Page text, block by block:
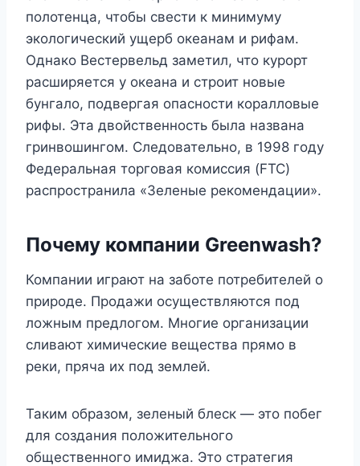
полотенца, чтобы свести к минимуму
экологический ущерб океанам и рифам.
Однако Вестервельд заметил, что курорт
расширяется у океана и строит новые
бунгало, подвергая опасности коралловые
рифы. Эта двойственность была названа
гринвошингом. Следовательно, в 1998 году
Федеральная торговая комиссия (FTC)
распространила «Зеленые рекомендации».
Почему компании Greenwash?
Компании играют на заботе потребителей о
природе. Продажи осуществляются под
ложным предлогом. Многие организации
сливают химические вещества прямо в
реки, пряча их под землей.
Таким образом, зеленый блеск — это побег
для создания положительного
общественного имиджа. Это стратегия